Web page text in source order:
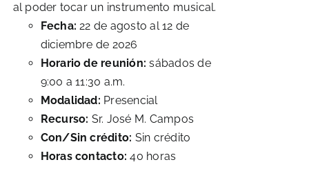
al poder tocar un instrumento musical.
Fecha:22 de agosto al 12 de
diciembre de 2026
Horario de reunión: sábados de
9:00 a 11:30 a.m.
Modalidad: Presencial
Recurso: Sr. José M. Campos
Con/Sin crédito: Sin crédito
Horas contacto: 40 horas